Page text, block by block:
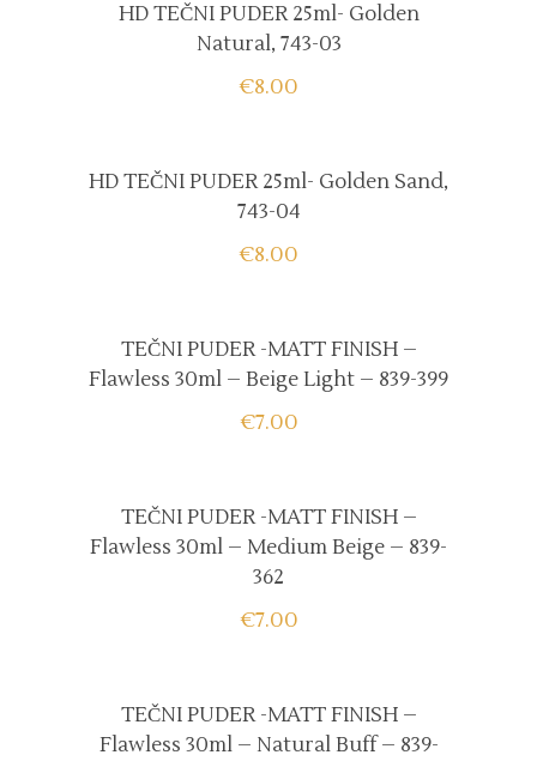
HD TEČNI PUDER 25ml- Golden
Natural, 743-03
€8.00
HD TEČNI PUDER 25ml- Golden Sand,
743-04
€8.00
TEČNI PUDER -MATT FINISH –
Flawless 30ml – Beige Light – 839-399
€7.00
TEČNI PUDER -MATT FINISH –
Flawless 30ml – Medium Beige – 839-
362
€7.00
TEČNI PUDER -MATT FINISH –
Flawless 30ml – Natural Buff – 839-